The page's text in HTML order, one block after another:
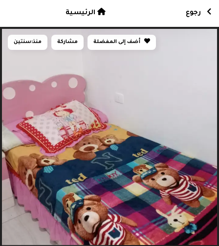
أضف إلى المفضلة مشاركة منذ:سنتين
رجوع الرئيسية